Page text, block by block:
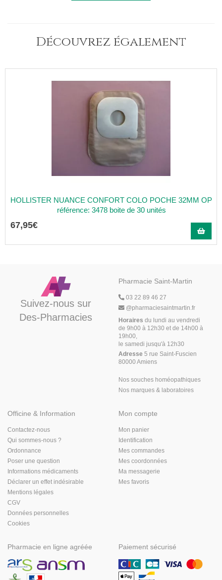
Découvrez également
HOLLISTER NUANCE CONFORT COLO POCHE 32MM OP
référence: 3478 boite de 30 unités
67,95€
Suivez-nous sur
Des-Pharmacies
Pharmacie Saint-Martin
03 22 89 46 27
@pharmaciesaintmartin.fr
Horaires du lundi au vendredi
de 9h00 à 12h30 et de 14h00 à
19h00,
le samedi jusqu'à 12h30
Adresse 5 rue Saint-Fuscien
80000 Amiens
Nos souches homéopathiques
Nos marques & laboratoires
Officine & Information
Contactez-nous
Qui sommes-nous ?
Ordonnance
Poser une question
Informations médicaments
Déclarer un effet indésirable
Mentions légales
CGV
Données personnelles
Cookies
Mon compte
Mon panier
Identification
Mes commandes
Mes coordonnées
Ma messagerie
Mes favoris
Pharmacie en ligne agréée Paiement sécurisé